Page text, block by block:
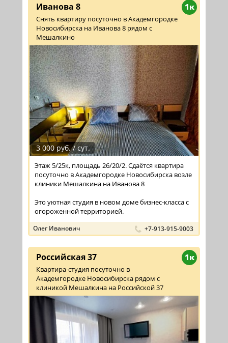
1к
Иванова 8
Снять квартиру посуточно в Академгородке
Новосибирска на Иванова 8 рядом с
Мешалкино
3 000 руб. / сут.
Этаж 5/25к, площадь 26/20/2. Сдаётся квартира
посуточно в Академгородке Новосибирска возле
клиники Мешалкина на Иванова 8
Это уютная студия в новом доме бизнес-класса с
огороженной территорией.
...
Олег Иванович +7-913-915-9003
1к
Российская 37
Квартира-студия посуточно в
Академгородке Новосибирска рядом с
клиникой Мешалкина на Российской 37